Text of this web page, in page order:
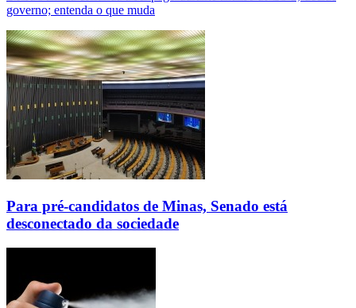
governo; entenda o que muda
Para pré-candidatos de Minas, Senado está
desconectado da sociedade